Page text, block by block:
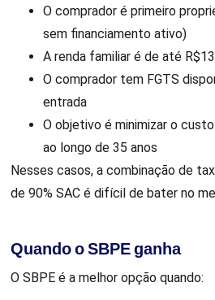
O comprador é primeiro
sem financiamento ativo)
A renda familiar é de até
O comprador tem FGTS
entrada
O objetivo é minimizar o
ao longo de 35 anos
Nesses casos, a combinação de
de 90% SAC é difícil de bater no
Quando o SBPE ganha
O SBPE é a melhor opção quando: